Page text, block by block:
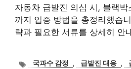
자동차 급발진 의심 시, 블랙박
까지 입증 방법을 총정리했습
략과 필요한 서류를 상세히 안
태국과수 감정 , 급발진 대응 ,